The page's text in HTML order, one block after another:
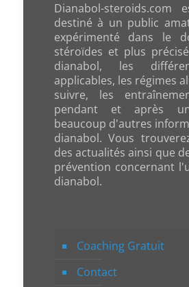
Dianabol-
destiné à un public
expérimenté dans le
stéroïdes et plus
dianabol, les
applicables, les régimes
suivre, les
pendant et après
beaucoup d'autres
dianabol. Vous
des actualités ainsi que
prévention concernant
dianabol.
Coaching Gratuit
Contact